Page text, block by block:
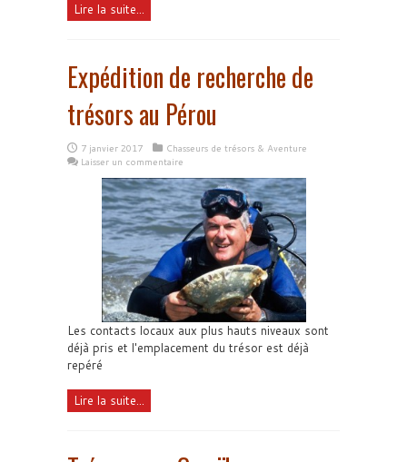
Lire la suite...
Expédition de recherche de
trésors au Pérou
7 janvier 2017
Chasseurs de trésors & Aventure
Laisser un commentaire
Les contacts locaux aux plus hauts niveaux sont
déjà pris et l'emplacement du trésor est déjà
repéré
Lire la suite...